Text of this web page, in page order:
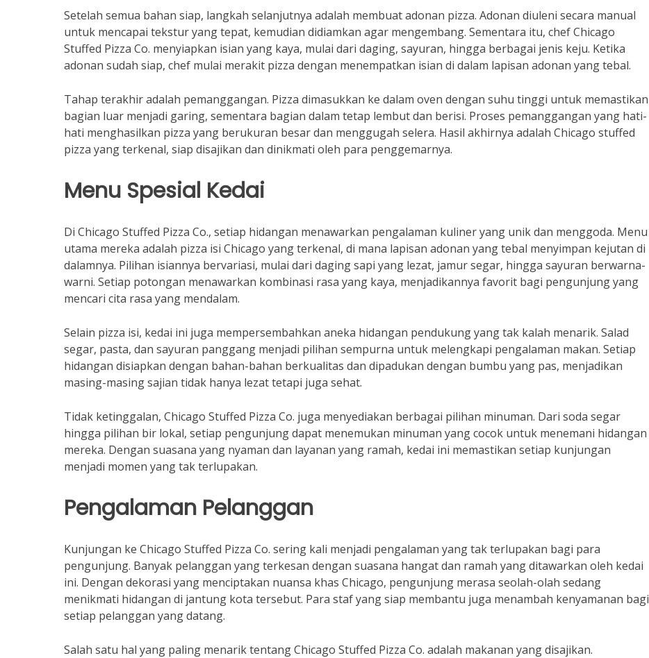
Setelah semua bahan siap, langkah selanjutnya adalah membuat adonan pizza. Adonan diuleni secara manual
untuk mencapai tekstur yang tepat, kemudian didiamkan agar mengembang. Sementara itu, chef Chicago
Stuffed Pizza Co. menyiapkan isian yang kaya, mulai dari daging, sayuran, hingga berbagai jenis keju. Ketika
adonan sudah siap, chef mulai merakit pizza dengan menempatkan isian di dalam lapisan adonan yang tebal.
Tahap terakhir adalah pemanggangan. Pizza dimasukkan ke dalam oven dengan suhu tinggi untuk memastikan
bagian luar menjadi garing, sementara bagian dalam tetap lembut dan berisi. Proses pemanggangan yang hati-
hati menghasilkan pizza yang berukuran besar dan menggugah selera. Hasil akhirnya adalah Chicago stuffed
pizza yang terkenal, siap disajikan dan dinikmati oleh para penggemarnya.
Menu Spesial Kedai
Di Chicago Stuffed Pizza Co., setiap hidangan menawarkan pengalaman kuliner yang unik dan menggoda. Menu
utama mereka adalah pizza isi Chicago yang terkenal, di mana lapisan adonan yang tebal menyimpan kejutan di
dalamnya. Pilihan isiannya bervariasi, mulai dari daging sapi yang lezat, jamur segar, hingga sayuran berwarna-
warni. Setiap potongan menawarkan kombinasi rasa yang kaya, menjadikannya favorit bagi pengunjung yang
mencari cita rasa yang mendalam.
Selain pizza isi, kedai ini juga mempersembahkan aneka hidangan pendukung yang tak kalah menarik. Salad
segar, pasta, dan sayuran panggang menjadi pilihan sempurna untuk melengkapi pengalaman makan. Setiap
hidangan disiapkan dengan bahan-bahan berkualitas dan dipadukan dengan bumbu yang pas, menjadikan
masing-masing sajian tidak hanya lezat tetapi juga sehat.
Tidak ketinggalan, Chicago Stuffed Pizza Co. juga menyediakan berbagai pilihan minuman. Dari soda segar
hingga pilihan bir lokal, setiap pengunjung dapat menemukan minuman yang cocok untuk menemani hidangan
mereka. Dengan suasana yang nyaman dan layanan yang ramah, kedai ini memastikan setiap kunjungan
menjadi momen yang tak terlupakan.
Pengalaman Pelanggan
Kunjungan ke Chicago Stuffed Pizza Co. sering kali menjadi pengalaman yang tak terlupakan bagi para
pengunjung. Banyak pelanggan yang terkesan dengan suasana hangat dan ramah yang ditawarkan oleh kedai
ini. Dengan dekorasi yang menciptakan nuansa khas Chicago, pengunjung merasa seolah-olah sedang
menikmati hidangan di jantung kota tersebut. Para staf yang siap membantu juga menambah kenyamanan bagi
setiap pelanggan yang datang.
Salah satu hal yang paling menarik tentang Chicago Stuffed Pizza Co. adalah makanan yang disajikan.